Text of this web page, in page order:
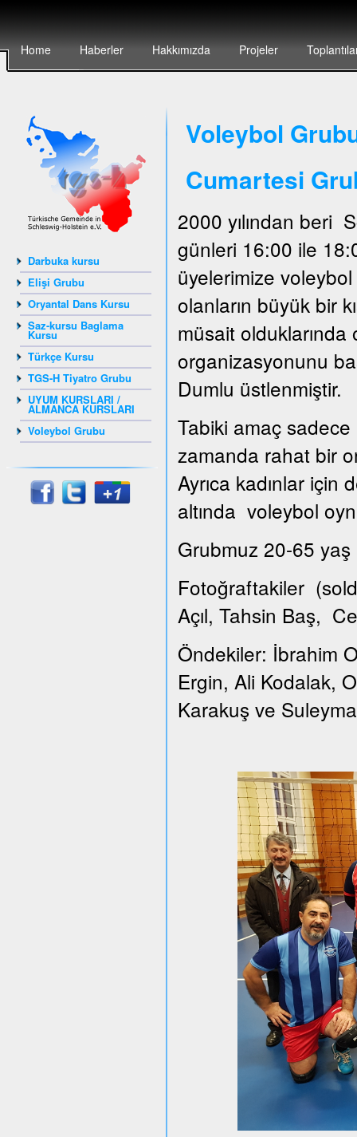
Home Haberler Hakkımızda Projeler
Darbuka kursu
Elişi Grubu
Oryantal Dans Kursu
Saz-kursu Baglama
Kursu
Türkçe Kursu
TGS-H Tiyatro Grubu
UYUM KURSLARI /
ALMANCA KURSLARI
Voleybol Grubu
Voleybol
Cumartesi
2000 yılından beri
günleri 16:00 ile
üyelerimize
olanların büyük bir
müsait olduklarında
organizasyonunu
Dumlu üstlenmiştir.
Tabiki amaç sadece
zamanda rahat bir
Ayrıca kadınlar için
altında voleybol
Grubmuz 20-65 yaş
Fotoğraftakiler
Açıl, Tahsin Baş,
Öndekiler: İbrahim
Ergin, Ali Kodalak,
Karakuş ve